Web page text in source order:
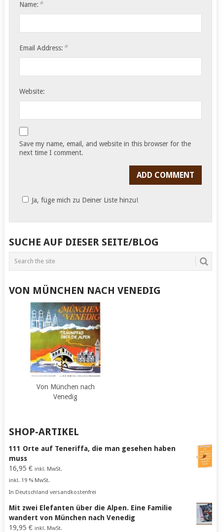
Name: *
Email Address: *
Website:
Save my name, email, and website in this browser for the
next time I comment.
Ja, füge mich zu Deiner Liste hinzu!
SUCHE AUF DIESER SEITE/BLOG
VON MÜNCHEN NACH VENEDIG
Von München nach
Venedig
SHOP-ARTIKEL
111 Orte auf Teneriffa, die man gesehen haben
muss
16,95 € inkl. MwSt.
inkl. 19 % MwSt.
In Deutschland versandkostenfrei
Mit zwei Elefanten über die Alpen. Eine Familie
wandert von München nach Venedig
19,95 € inkl. MwSt.